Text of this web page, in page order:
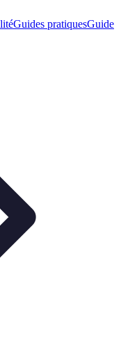
Guides pratiquesGuide